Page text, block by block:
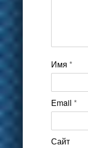
Имя *
Email *
Сайт